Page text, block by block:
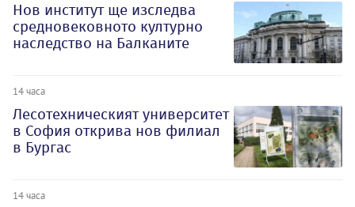
Нов институт ще изследва
средновековното културно
наследство на Балканите
14 часа
Лесотехническият университет
в София открива нов филиал
в Бургас
14 часа